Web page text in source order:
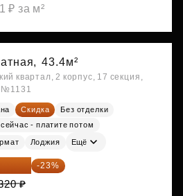
₽ за м²
43.4м²
квартал, 2 корпус, 17 секция,
№1131
Скидка
Без отделки
- платите потом
Лоджия Ещё
616 ₽ -23%
₽